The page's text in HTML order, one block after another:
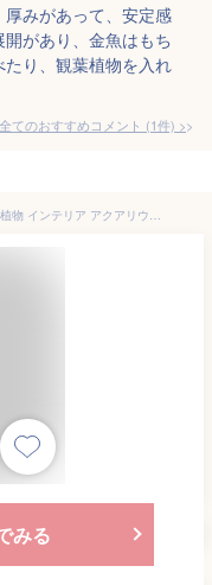
みがあって、安定感
があり、金魚はもち
り、観葉植物を入れ
全てのおすすめコメント (1件) >
SACHI ガラス 丸型 水槽 大 テラリウム 観葉植物 インテリア アクアリウム 金魚鉢 にも (２２ｃｍ)
みる